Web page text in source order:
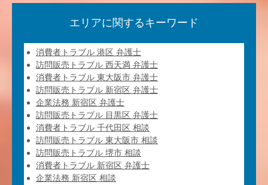
エリアに関するキーワード
消費者トラブル 港区 弁護士
訪問販売トラブル 西天満 弁護士
消費者トラブル 東大阪市 弁護士
訪問販売トラブル 新宿区 弁護士
企業法務 新宿区 弁護士
訪問販売トラブル 目黒区 弁護士
消費者トラブル 千代田区 相談
訪問販売トラブル 東大阪市 相談
訪問販売トラブル 堺市 相談
消費者トラブル 新宿区 弁護士
企業法務 新宿区 相談